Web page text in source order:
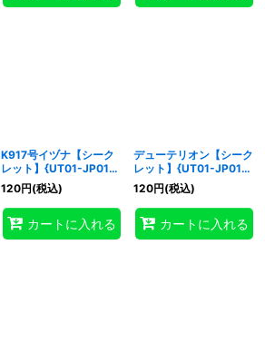
K917号イヅナ【シーク
レット】{UT01-JP013}
《モンスター》
120円(税込)
カートに入れる
デューテリオン【シーク
レット】{UT01-JP014}
《モンスター》
120円(税込)
カートに入れる